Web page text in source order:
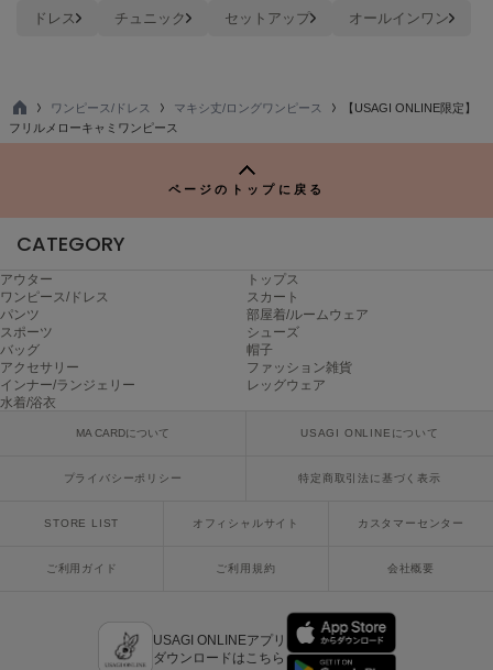
SORIN
ソリン
スイコック
SUPERGA
スペルガ
swanë
スワネ
テバ
The Barnnet
THE NORTH FACE
ザ・ノース・フェイス
ドレス
チュニック セットアップ オールインワン
TO
P
ワンピース/ドレス マキシ丈/ロングワンピース
【USAGI ONLINE限定】
フリルメローキャミワンピース
ページのトップに戻る
CATEGORY
アウター
トップス
ワンピース/ドレス
スカート
パンツ
部屋着/ルームウェア
スポーツ
シューズ
バッグ
帽子
アクセサリー
ファッション雑貨
インナー/ランジェリー
レッグウェア
水着/浴衣
MA CARDについて USAGI ONLINEについて
プライバシーポリシー 特定商取引法に基づく表示
STORE LIST オフィシャルサイト カスタマーセンター
ご利用ガイド ご利用規約 会社概要
USAGI ONLINEアプリ
ダウンロードはこちら